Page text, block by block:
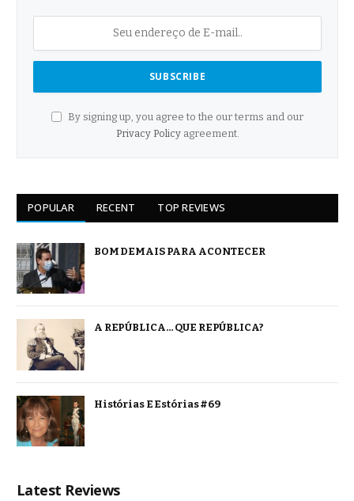
By signing up, you agree to the our terms and our
Privacy Policyagreement.
POPULAR RECENT TOP REVIEWS
BOM DEMAIS PARA ACONTECER
A REPÚBLICA… QUE REPÚBLICA?
Histórias E Estórias #69
Latest Reviews